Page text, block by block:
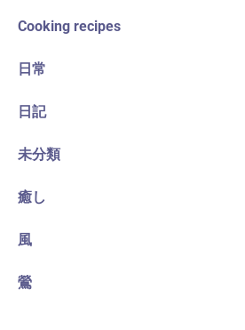
Cooking recipes
日常
日記
未分類
癒し
風
鶯